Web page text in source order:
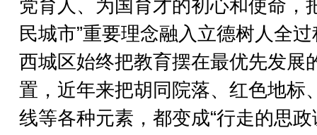
党育人、为国育才的初心和使命，
民城市”重要理念融入立德树人全
西城区始终把教育摆在最优先发展
置，近年来把胡同院落、红色地标
线等各种元素，都变成“行走的思政